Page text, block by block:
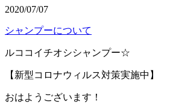
2020/07/07
シャンプーについて
ルココイチオシシャンプー☆
【新型コロナウィルス対策実施中】
おはようございます！